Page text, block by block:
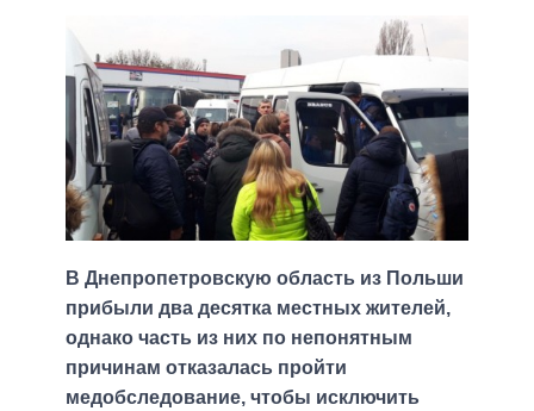
В Днепропетровскую область из Польши
прибыли два десятка местных жителей,
однако часть из них по непонятным
причинам отказалась пройти
медобследование, чтобы исключить